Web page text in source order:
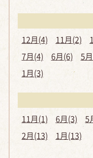
12月(4)
11月(2)
7月(4)
6月(6) 5
1月(3)
11月(1)
6月(3) 5
2月(13)
1月(13)